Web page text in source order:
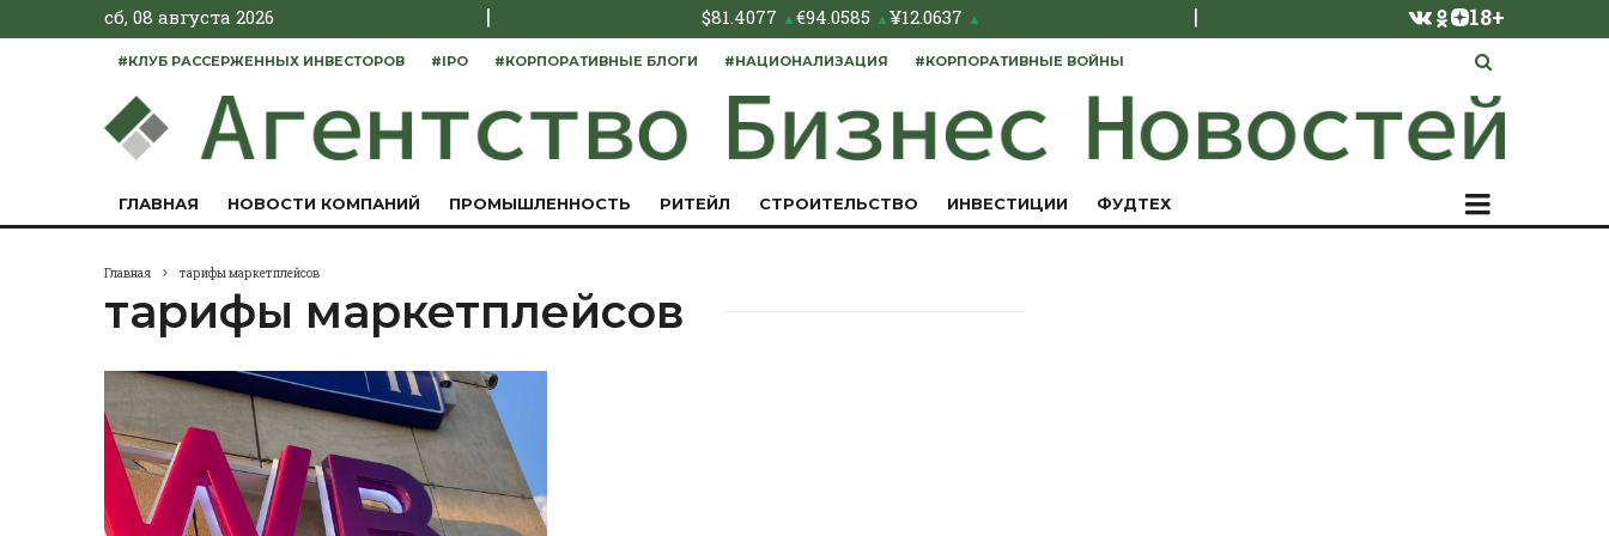
сб, 08 августа 2026 | $81.4077 ▲€94.0585 ▲¥12.0637 ▲ | 18+
#КЛУБ РАССЕРЖЕННЫХ ИНВЕСТОРОВ #IPO #КОРПОРАТИВНЫЕ БЛОГИ #НАЦИОНАЛИЗАЦИЯ #КОРПОРАТИВНЫЕ ВОЙНЫ
ГЛАВНАЯ НОВОСТИ КОМПАНИЙ ПРОМЫШЛЕННОСТЬ РИТЕЙЛ СТРОИТЕЛЬСТВО ИНВЕСТИЦИИ ФУДТЕХ
Главная тарифы маркетплейсов
тарифы маркетплейсов